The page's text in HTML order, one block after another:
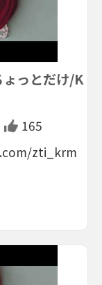
ょっとだけ/K
165
zti_krm